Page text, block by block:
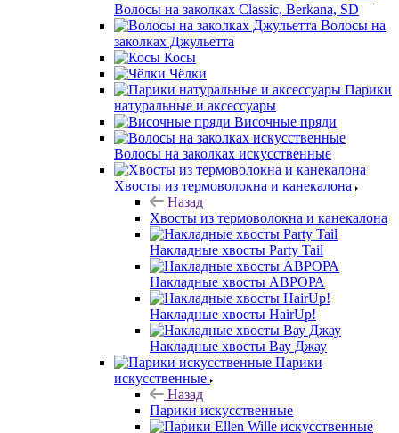
Волосы на заколках Classic, Berkana, SD
Волосы на
заколках Джульетта
Косы
Чёлки
Парики
натуральные и аксессуары
Височные пряди
Волосы на заколках искусственные
Хвосты из термоволокна и канекалона
Назад
Хвосты из термоволокна и канекалона
Накладные хвосты Party Tail
Накладные хвосты АВРОРА
Накладные хвосты HairUp!
Накладные хвосты Вау Джау
Парики
искусственные
Назад
Парики искусственные